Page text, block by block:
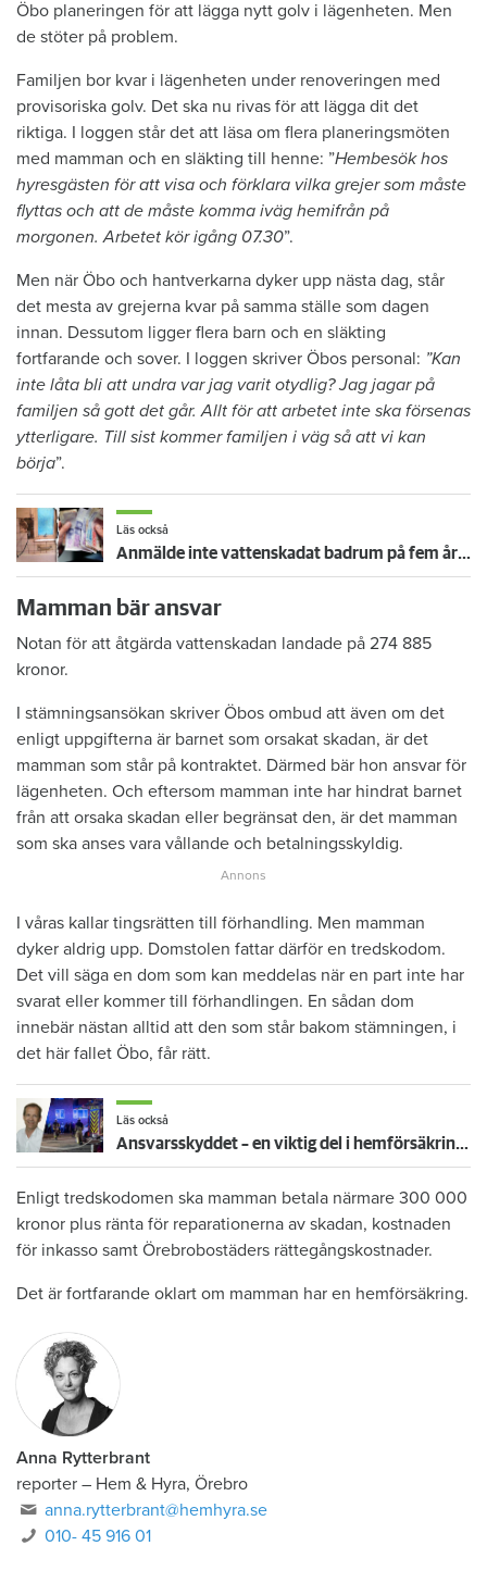
Öbo planeringen för att lägga nytt golv i lägenheten. Men
de stöter på problem.
Familjen bor kvar i lägenheten under renoveringen med
provisoriska golv. Det ska nu rivas för att lägga dit det
riktiga. I loggen står det att läsa om flera planeringsmöten
med mamman och en släkting till henne: ”Hembesök hos
hyresgästen för att visa och förklara vilka grejer som måste
flyttas och att de måste komma iväg hemifrån på
morgonen. Arbetet kör igång 07.30”.
Men när Öbo och hantverkarna dyker upp nästa dag, står
det mesta av grejerna kvar på samma ställe som dagen
innan. Dessutom ligger flera barn och en släkting
fortfarande och sover. I loggen skriver Öbos personal: ”Kan
inte låta bli att undra var jag varit otydlig? Jag jagar på
familjen så gott det går. Allt för att arbetet inte ska försenas
ytterligare. Till sist kommer familjen i väg så att vi kan
börja”.
Läs också
Anmälde inte vattenskadat badrum på fem år – krävs på 125 000 kronor
Mamman bär ansvar
Notan för att åtgärda vattenskadan landade på 274 885
kronor.
I stämningsansökan skriver Öbos ombud att även om det
enligt uppgifterna är barnet som orsakat skadan, är det
mamman som står på kontraktet. Därmed bär hon ansvar för
lägenheten. Och eftersom mamman inte har hindrat barnet
från att orsaka skadan eller begränsat den, är det mamman
som ska anses vara vållande och betalningsskyldig.
I våras kallar tingsrätten till förhandling. Men mamman
dyker aldrig upp. Domstolen fattar därför en tredskodom.
Det vill säga en dom som kan meddelas när en part inte har
svarat eller kommer till förhandlingen. En sådan dom
innebär nästan alltid att den som står bakom stämningen, i
det här fallet Öbo, får rätt.
Läs också
Ansvarsskyddet – en viktig del i hemförsäkringen
Enligt tredskodomen ska mamman betala närmare 300 000
kronor plus ränta för reparationerna av skadan, kostnaden
för inkasso samt Örebrobostäders rättegångskostnader.
Det är fortfarande oklart om mamman har en hemförsäkring.
Anna Rytterbrant
reporter – Hem & Hyra, Örebro
anna.rytterbrant@hemhyra.se
010- 45 916 01